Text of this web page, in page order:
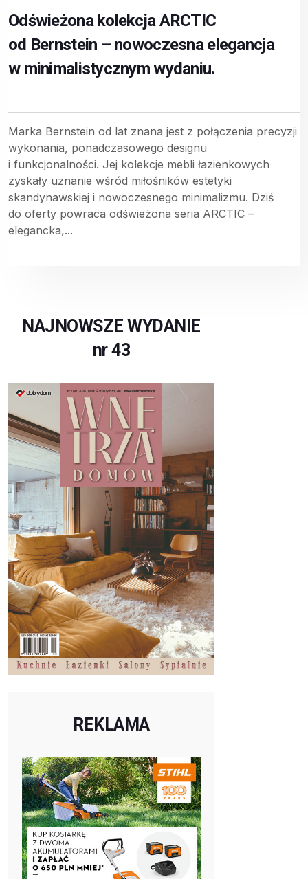
Odświeżona kolekcja ARCTIC
od Bernstein – nowoczesna elegancja
w minimalistycznym wydaniu.
Marka Bernstein od lat znana jest z połączenia precyzji
wykonania, ponadczasowego designu
i funkcjonalności. Jej kolekcje mebli łazienkowych
zyskały uznanie wśród miłośników estetyki
skandynawskiej i nowoczesnego minimalizmu. Dziś
do oferty powraca odświeżona seria ARCTIC –
elegancka,...
NAJNOWSZE WYDANIE
nr 43
REKLAMA